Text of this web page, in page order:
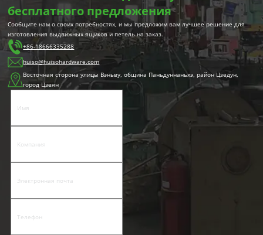
бесплатного предложения
Сообщите нам о своих потребностях, и мы предложим вам лучшее решение для
изготовления выдвижных ящиков и петель на заказ.
+86-18666335288
huiso@huisohardware.com
Восточная сторона улицы Вэньву, община Паньдуннаньхэ, район Цзедун,
город Цзеян